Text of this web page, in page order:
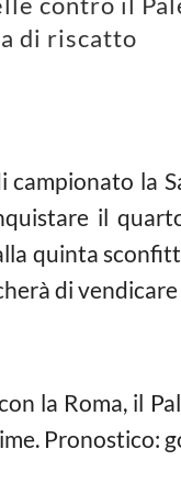
di riscatto
la
il
quinta
di
la Roma, il
Pronostico: